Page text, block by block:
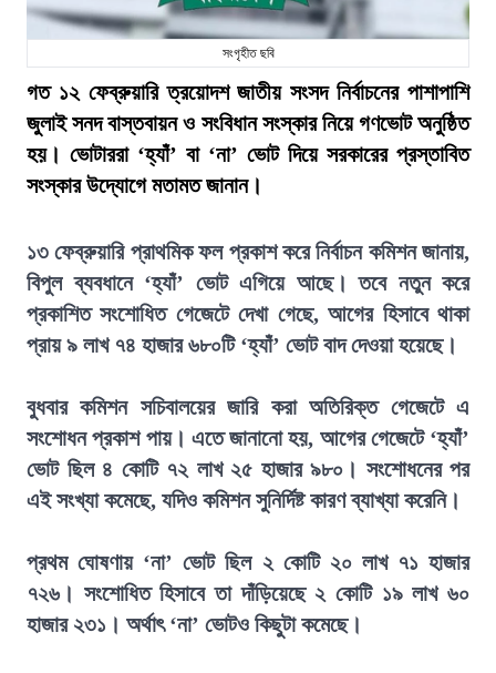
সংগৃহীত ছবি
গত ১২ ফেব্রুয়ারি ত্রয়োদশ জাতীয় সংসদ নির্বাচনের পাশাপাশি
জুলাই সনদ বাস্তবায়ন ও সংবিধান সংস্কার নিয়ে গণভোট অনুষ্ঠিত
হয়। ভোটাররা ‘হ্যাঁ’ বা ‘না’ ভোট দিয়ে সরকারের প্রস্তাবিত
সংস্কার উদ্যোগে মতামত জানান।
১৩ ফেব্রুয়ারি প্রাথমিক ফল প্রকাশ করে নির্বাচন কমিশন জানায়,
বিপুল ব্যবধানে ‘হ্যাঁ’ ভোট এগিয়ে আছে। তবে নতুন করে
প্রকাশিত সংশোধিত গেজেটে দেখা গেছে, আগের হিসাবে থাকা
প্রায় ৯ লাখ ৭৪ হাজার ৬৮০টি ‘হ্যাঁ’ ভোট বাদ দেওয়া হয়েছে।
বুধবার কমিশন সচিবালয়ের জারি করা অতিরিক্ত গেজেটে এ
সংশোধন প্রকাশ পায়। এতে জানানো হয়, আগের গেজেটে ‘হ্যাঁ’
ভোট ছিল ৪ কোটি ৭২ লাখ ২৫ হাজার ৯৮০। সংশোধনের পর
এই সংখ্যা কমেছে, যদিও কমিশন সুনির্দিষ্ট কারণ ব্যাখ্যা করেনি।
প্রথম ঘোষণায় ‘না’ ভোট ছিল ২ কোটি ২০ লাখ ৭১ হাজার
৭২৬। সংশোধিত হিসাবে তা দাঁড়িয়েছে ২ কোটি ১৯ লাখ ৬০
হাজার ২৩১। অর্থাৎ ‘না’ ভোটও কিছুটা কমেছে।